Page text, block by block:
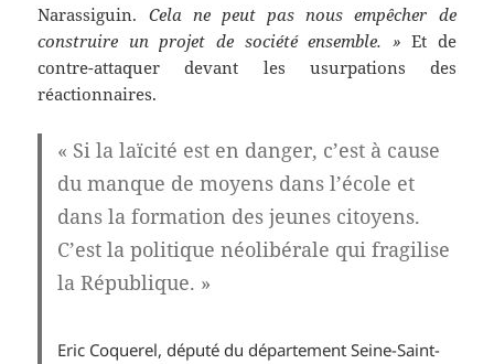
Narassiguin. Cela ne peut pas nous empêcher de
construire un projet de société ensemble. » Et de
contre-attaquer devant les usurpations des
réactionnaires.
« Si la laïcité est en danger, c’est à cause
du manque de moyens dans l’école et
dans la formation des jeunes citoyens.
C’est la politique néolibérale qui fragilise
la République. »
Eric Coquerel, député du département Seine-Saint-